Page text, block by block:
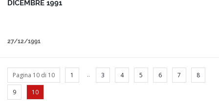
DICEMBRE 1991
27/12/1991
Pagina 10 di 10 1 .. 3 4 5 6 7 8
9 10